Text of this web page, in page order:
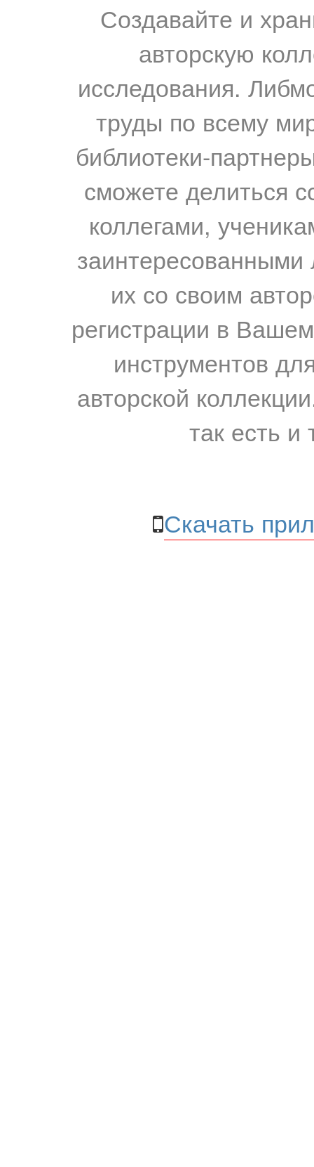
Создавайте и
авторскую
исследования.
труды по всему
библиотеки-
сможете делиться
коллегами,
их со своим
регистрации в
инструментов
авторской
так есть и
Скачать